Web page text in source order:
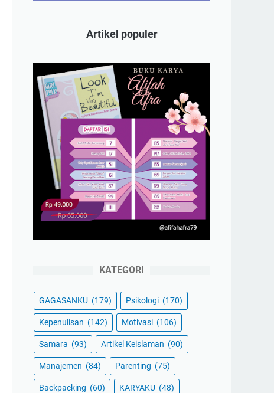
Artikel populer
KATEGORI
GAGASANKU (179) Psikologi (170)
Kepenulisan (142) Motivasi (106)
Samara (93) Artikel Keislaman (90)
Manajemen (84) Parenting (75)
Backpacking (60) KARYAKU (48)